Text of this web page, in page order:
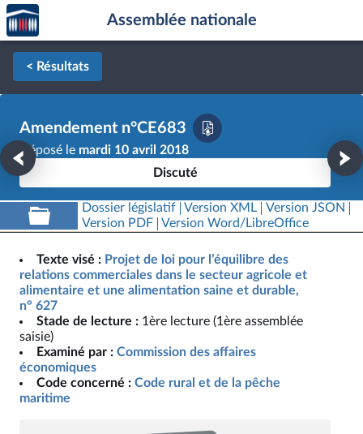
Aller au contenu
Aller en bas de la page
Accèder
à la
page
d'accueil
Assemblée nationale
< Résultats
Amendement n°CE683
Déposé le mardi 10 avril 2018
Discuté
Dossier législatif Version XML
Version JSON
Version PDF
Version Word/LibreOffice
Texte visé : Projet de loi pour l’équilibre des
relations commerciales dans le secteur agricole et
alimentaire et une alimentation saine et durable,
n° 627
Stade de lecture : 1ère lecture (1ère assemblée
saisie)
Examiné par : Commission des affaires
économiques
Code concerné : Code rural et de la pêche
maritime